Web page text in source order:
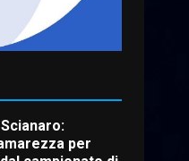
Musica di
nuovo
con “Fasano in
per